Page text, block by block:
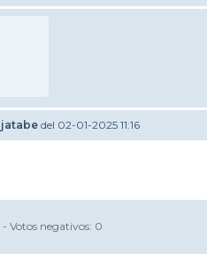
jatabe del 02-01-2025 11:16
- Votos negativos: 0